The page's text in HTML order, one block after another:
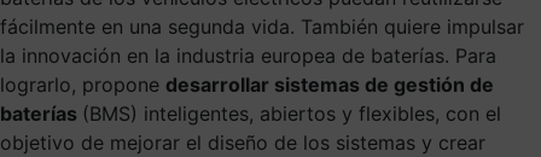
fácilmente en una segunda vida. También quiere impulsar
la innovación en la industria europea de baterías. Para
lograrlo, propone desarrollar sistemas de gestión de
baterías (BMS) inteligentes, abiertos y flexibles, con el
objetivo de mejorar el diseño de los sistemas y crear